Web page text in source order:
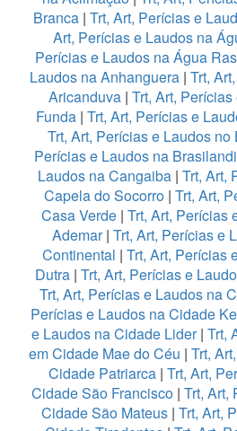
Branca | Trt, Art, Perícias e
Art, Perícias e Laudos na
Perícias e Laudos na Água
Laudos na Anhanguera| Trt,
Aricanduva | Trt, Art,
Funda | Trt, Art, Perícias e
Trt, Art, Perícias e Laudos no
Perícias e Laudos na
Laudos na Cangaiba| Trt, Art,
Capela do Socorro | Trt, Art,
Casa Verde | Trt, Art, Perícias
Ademar| Trt, Art, Perícias e
Continental | Trt, Art, Perícias
Dutra | Trt, Art, Perícias e
Trt, Art, Perícias e Laudos na
Perícias e Laudos na Cidade
e Laudos na Cidade Lider| Trt,
em Cidade Mae do Céu | Trt,
Cidade Patriarca | Trt, Art,
Cidade São Francisco | Trt, Art,
Cidade São Mateus| Trt, Art,